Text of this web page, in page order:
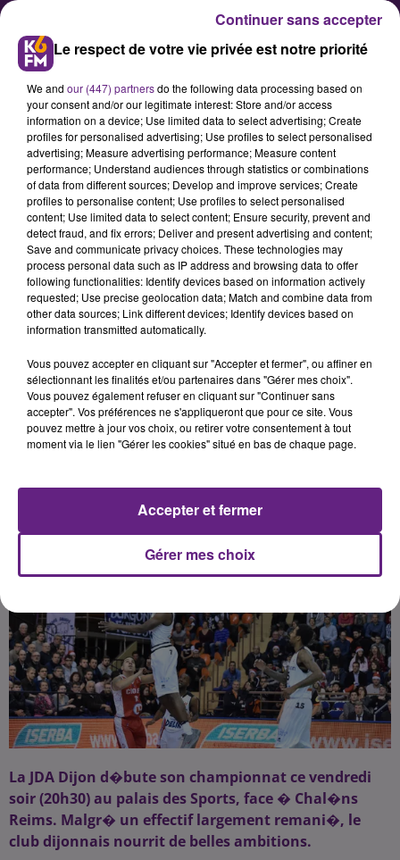
Pro A : la JDA lance sa saison
avec de l'ambition ce vendredi
soir à Dijon !
La JDA Dijon débute son
championnat ce vendredi soir
(20h30) au palais des Sports, face à
largement remanié, le club
dijonnais nourrit de belles
La JDA Dijon d�bute son championnat ce vendredi
soir (20h30) au palais des Sports, face � Chal�ns
Reims. Malgr� un effectif largement remani�, le
club dijonnais nourrit de belles ambitions.
Le respect de votre vie privée est notre priorité
We and our (447) partnersdo the following data processing based on
your consent and/or our legitimate interest: Store and/or access
information on a device; Use limited data to select advertising; Create
profiles for personalised advertising; Use profiles to select personalised
advertising; Measure advertising performance; Measure content
performance; Understand audiences through statistics or combinations
of data from different sources; Develop and improve services; Create
profiles to personalise content; Use profiles to select personalised
content; Use limited data to select content; Ensure security, prevent and
detect fraud, and fix errors; Deliver and present advertising and content;
Save and communicate privacy choices. These technologies may
process personal data such as IP address and browsing data to offer
following functionalities: Identify devices based on information actively
requested; Use precise geolocation data; Match and combine data from
other data sources; Link different devices; Identify devices based on
information transmitted automatically.
Vous pouvez accepter en cliquant sur "Accepter et fermer", ou affiner en
sélectionnant les finalités et/ou partenaires dans "Gérer mes choix".
Vous pouvez également refuser en cliquant sur "Continuer sans
accepter". Vos préférences ne s'appliqueront que pour ce site. Vous
pouvez mettre à jour vos choix, ou retirer votre consentement à tout
moment via le lien "Gérer les cookies" situé en bas de chaque page.
Gérer mes choix
Accepter et fermer
Continuer sans accepter